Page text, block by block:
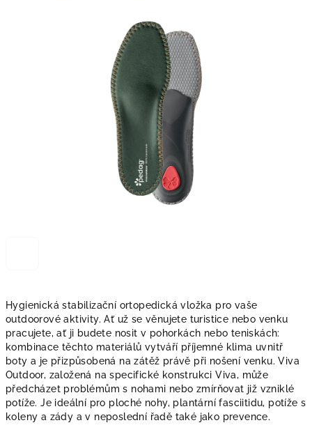
Hygienická stabilizační ortopedická vložka pro vaše
outdoorové aktivity. Ať už se věnujete turistice nebo venku
pracujete, ať ji budete nosit v pohorkách nebo teniskách:
kombinace těchto materiálů vytváří příjemné klima uvnitř
boty a je přizpůsobená na zátěž právě při nošení venku. Viva
Outdoor, založená na specifické konstrukci Viva, může
předcházet problémům s nohami nebo zmírňovat již vzniklé
potíže. Je ideální pro ploché nohy, plantární fasciitidu, potíže s
koleny a zády a v neposlední řadě také jako prevence.
hvězdiček.